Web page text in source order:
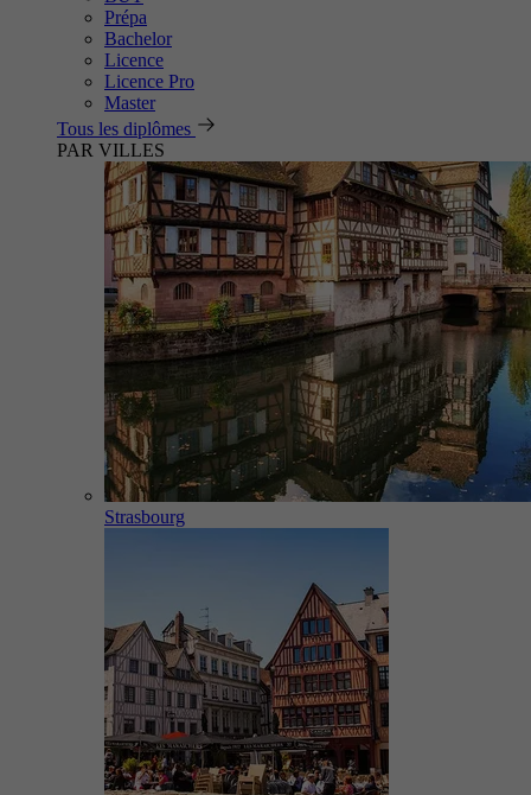
Prépa
Bachelor
Licence
Licence Pro
Master
Tous les diplômes
PAR VILLES
Strasbourg